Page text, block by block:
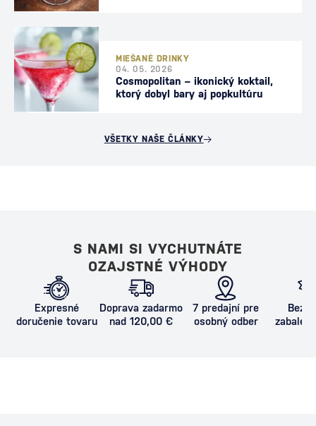
MIEŠANÉ DRINKY
04. 05. 2026
Cosmopolitan – ikonický koktail,
ktorý dobyl bary aj popkultúru
VŠETKY NAŠE ČLÁNKY
S NAMI SI VYCHUTNÁTE
OZAJSTNÉ VÝHODY
Expresné
doručenie tovaru
Doprava zadarmo
nad 120,00 €
7 predajní pre
osobný odber